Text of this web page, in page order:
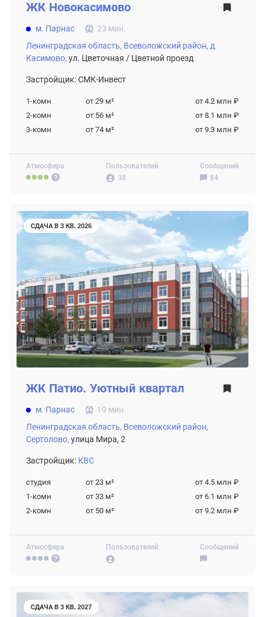
Атмосфера
Пользователей
38
Сообщений
84
ЖК Новокасимово
м. Парнас
23 мин.
Ленинградская область, Всеволожский район, д.
Касимово, ул. Цветочная / Цветной проезд
Застройщик: СМК-Инвест
1-комн от 29 м²
от 4.2 млн ₽
2-комн
от 56 м²
от 8.1 млн ₽
3-комн
от 74 м² от 9.3 млн ₽
СДАЧА В 3 КВ. 2026
Атмосфера Пользователей Сообщений
ЖК Патио. Уютный квартал
м. Парнас
19 мин.
Ленинградская область, Всеволожский район,
Сертолово, улица Мира, 2
Застройщик: КВС
студия от 23 м²
от 4.5 млн ₽
1-комн
от 33 м²
от 6.1 млн ₽
2-комн
от 50 м² от 9.2 млн ₽
СДАЧА В 3 КВ. 2027